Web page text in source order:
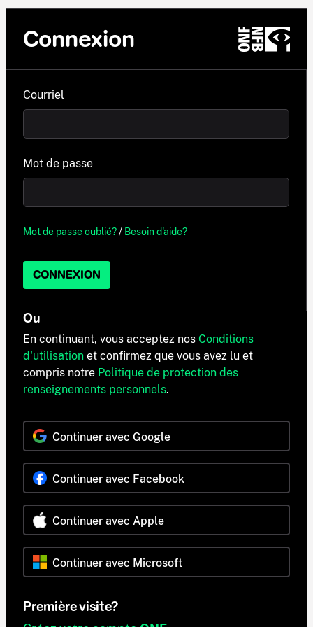
Connexion
Courriel
Mot de passe
Mot de passe oublié?/ Besoin d'aide?
CONNEXION
Ou
En continuant, vous acceptez nos Conditions
d'utilisation et confirmez que vous avez lu et
compris notre Politique de protection des
renseignements personnels.
Continuer avec Google
Continuer avec Facebook
Continuer avec Apple
Continuer avec Microsoft
Première visite?